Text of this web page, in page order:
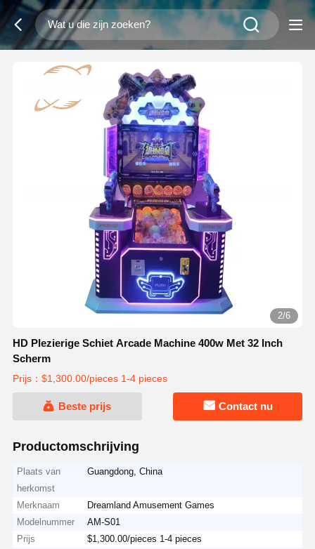
2/6
HD Plezierige Schiet Arcade Machine 400w Met 32 Inch
Scherm
Prijs：$1,300.00/pieces 1-4 pieces
Beste prijs Contact nu
Productomschrijving
Plaats van
herkomst
Guangdong, China
Merknaam
Dreamland Amusement Games
Modelnummer
AM-S01
Prijs
$1,300.00/pieces 1-4 pieces